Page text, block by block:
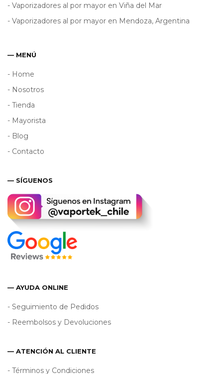
- Vaporizadores al por mayor en Viña del Mar
- Vaporizadores al por mayor en Mendoza, Argentina
— MENÚ
- Home
- Nosotros
- Tienda
- Mayorista
- Blog
- Contacto
— SÍGUENOS
— AYUDA ONLINE
- Seguimiento de Pedidos
- Reembolsos y Devoluciones
— ATENCIÓN AL CLIENTE
- Términos y Condiciones